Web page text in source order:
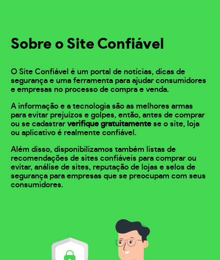
Sobre o Site Confiável
O Site Confiável é um portal de notícias, dicas de
segurança e uma ferramenta para ajudar consumidores
e empresas no processo de compra e venda.
A informação e a tecnologia são as melhores armas
para evitar prejuízos e golpes, então, antes de comprar
ou se cadastrarverifique gratuitamente se o site, loja
ou aplicativo é realmente confiável.
Além disso, disponibilizamos também listas de
recomendações de sites confiáveis para comprar ou
evitar, análise de sites, reputação de lojas e selos de
segurança para empresas que se preocupam com seus
consumidores.